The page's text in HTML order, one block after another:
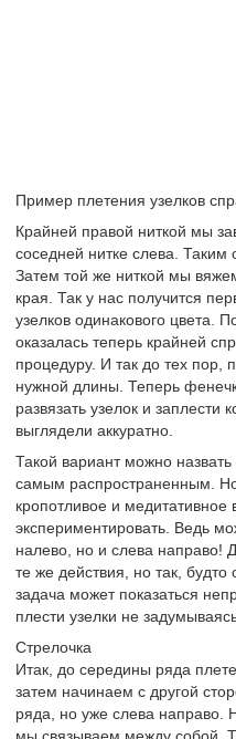
Пример плетения узелков
Крайней правой ниткой мы
соседней нитке слева.
Затем той же ниткой мы
края. Так у нас получится
узелков одинакового цвета.
оказалась теперь крайней
процедуру. И так до тех пор,
нужной длины. Теперь
развязать узелок и заплести
выглядели аккуратно.
Такой вариант можно
самым распространенным.
кропотливое и медитативное
экспериментировать. Ведь
налево, но и слева направо!
те же действия, но так,
задача может показаться
плести узелки не
Стрелочка
Итак, до середины ряда
затем начинаем с другой
ряда, но уже слева направо.